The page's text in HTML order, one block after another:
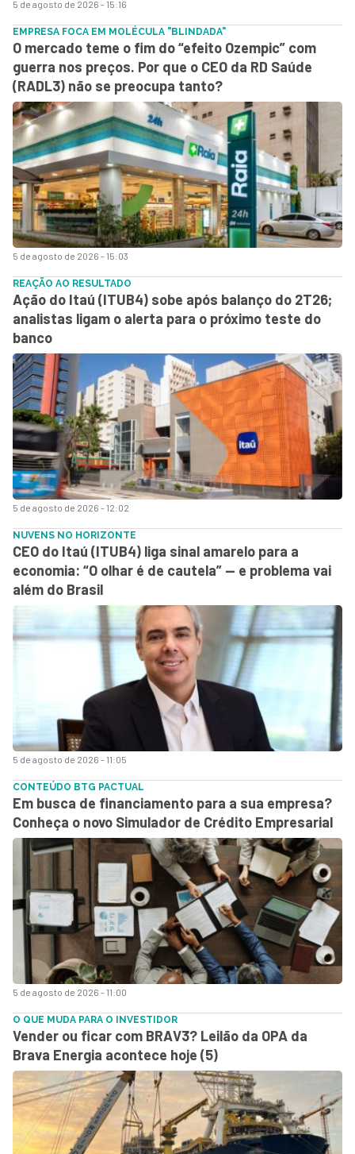
5 de agosto de 2026 - 15:16
5 de agosto de 2026 - 15:03
EMPRESA FOCA EM MOLÉCULA "BLINDADA"
O mercado teme o fim do “efeito Ozempic” com
guerra nos preços. Por que o CEO da RD Saúde
(RADL3) não se preocupa tanto?
5 de agosto de 2026 - 12:02
REAÇÃO AO RESULTADO
Ação do Itaú (ITUB4) sobe após balanço do 2T26;
analistas ligam o alerta para o próximo teste do
banco
5 de agosto de 2026 - 11:05
NUVENS NO HORIZONTE
CEO do Itaú (ITUB4) liga sinal amarelo para a
economia: “O olhar é de cautela” — e problema vai
além do Brasil
5 de agosto de 2026 - 11:00
CONTEÚDO BTG PACTUAL
Em busca de financiamento para a sua empresa?
Conheça o novo Simulador de Crédito Empresarial
O QUE MUDA PARA O INVESTIDOR
Vender ou ficar com BRAV3? Leilão da OPA da
Brava Energia acontece hoje (5)